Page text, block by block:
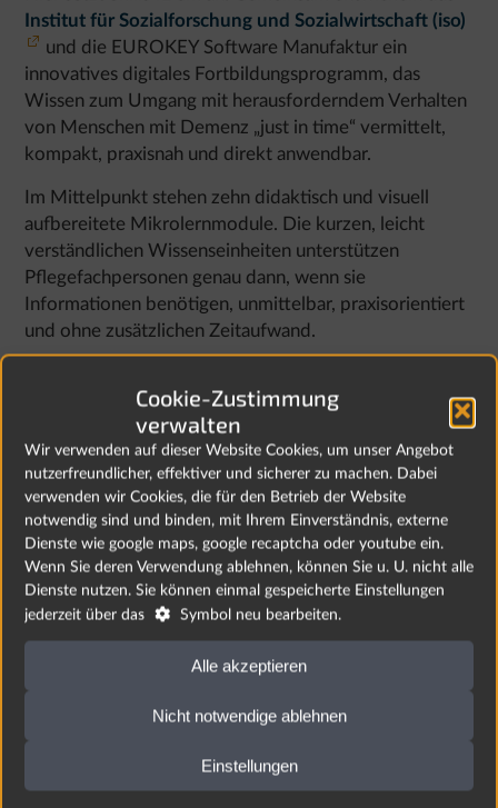
Cookie-Zustimmung
verwalten
Wir verwenden auf dieser Website Cookies, um unser Angebot
nutzerfreundlicher, effektiver und sicherer zu machen. Dabei
verwenden wir Cookies, die für den Betrieb der Website
notwendig sind und binden, mit Ihrem Einverständnis, externe
Dienste wie google maps, google recaptcha oder youtube ein.
Wenn Sie deren Verwendung ablehnen, können Sie u. U. nicht alle
Dienste nutzen. Sie können einmal gespeicherte Einstellungen
jederzeit über das
 Symbol neu bearbeiten.
Alle akzeptieren
Nicht notwendige ablehnen
Einstellungen
Institut für Sozialforschung und Sozialwirtschaft (iso)
und die EUROKEY Software Manufaktur ein
innovatives digitales Fortbildungsprogramm, das
Wissen zum Umgang mit herausforderndem Verhalten
von Menschen mit Demenz „just in time“ vermittelt,
kompakt, praxisnah und direkt anwendbar.
Im Mittelpunkt stehen zehn didaktisch und visuell
aufbereitete Mikrolernmodule. Die kurzen, leicht
verständlichen Wissenseinheiten unterstützen
Pflegefachpersonen genau dann, wenn sie
Informationen benötigen, unmittelbar, praxisorientiert
und ohne zusätzlichen Zeitaufwand.
renommierten Expertinnen und Experten, die die
fachliche Qualität der entwickelten Instrumente
während der gesamten Projektlaufzeit sicherstellen.
Mit Skills4Dem wollen wir einen wertvollen Beitrag
zur Entlastung von Pflegefachpersonen leisten,
Handlungssicherheit stärken und die Versorgung von
Menschen mit Demenz im Krankenhaus nachhaltig
verbessern.